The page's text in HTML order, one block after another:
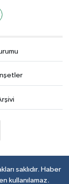
saklıdır. Haber
kullanılamaz.